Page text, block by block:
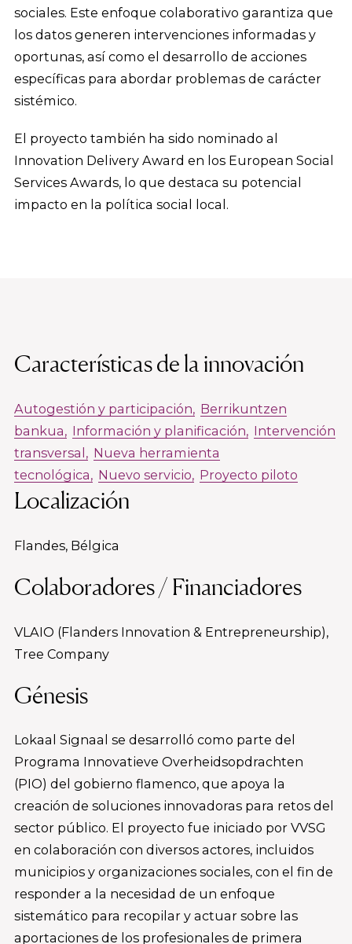
sociales. Este enfoque colaborativo garantiza que
los datos generen intervenciones informadas y
oportunas, así como el desarrollo de acciones
específicas para abordar problemas de carácter
sistémico.
El proyecto también ha sido nominado al
Innovation Delivery Award en los European Social
Services Awards, lo que destaca su potencial
impacto en la política social local.
Características de la innovación
Autogestión y participación Berrikuntzen
bankua
Información y planificación Intervención
transversal
Nueva herramienta
tecnológica
Nuevo servicio Proyecto piloto
Localización
Flandes, Bélgica
Colaboradores / Financiadores
VLAIO (Flanders Innovation & Entrepreneurship),
Tree Company
Génesis
Lokaal Signaal se desarrolló como parte del
Programa Innovatieve Overheidsopdrachten
(PIO) del gobierno flamenco, que apoya la
creación de soluciones innovadoras para retos del
sector público. El proyecto fue iniciado por VVSG
en colaboración con diversos actores, incluidos
municipios y organizaciones sociales, con el fin de
responder a la necesidad de un enfoque
sistemático para recopilar y actuar sobre las
aportaciones de los profesionales de primera